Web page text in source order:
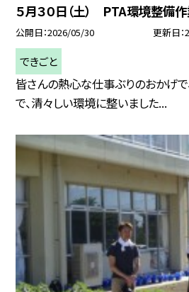
５月３０日（土） PTA環境整備作
公開日 2026/05/30 更新日
できごと
皆さんの熱心な仕事ぶりのおかげ
で、清々しい環境に整いました...